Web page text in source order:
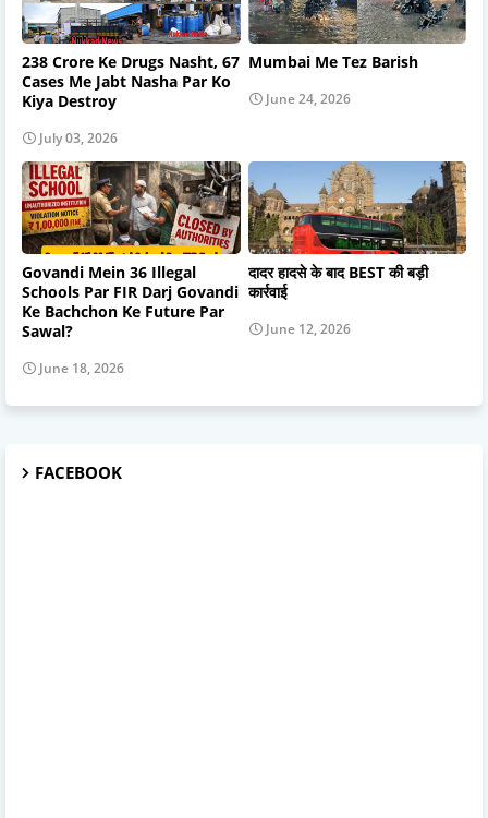
238 Crore Ke Drugs Nasht, 67
Cases Me Jabt Nasha Par Ko
Kiya Destroy
July 03, 2026
Mumbai Me Tez Barish
June 24, 2026
Govandi Mein 36 Illegal
Schools Par FIR Darj Govandi
Ke Bachchon Ke Future Par
Sawal?
June 18, 2026
दादर हादसे के बाद BEST की बड़ी
कार्रवाई
June 12, 2026
FACEBOOK